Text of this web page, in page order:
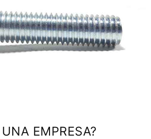
EMPRESA?